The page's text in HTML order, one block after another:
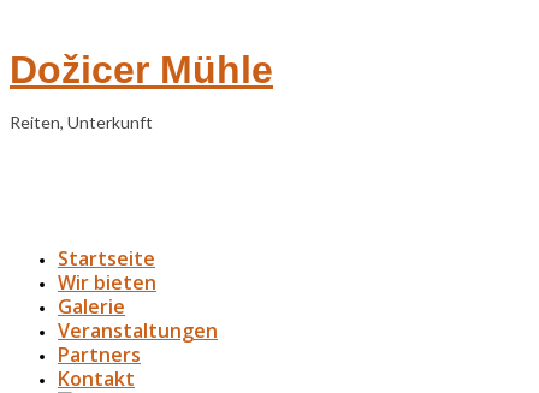
Dožicer Mühle
Reiten, Unterkunft
Startseite
Wir bieten
Galerie
Veranstaltungen
Partners
Kontakt